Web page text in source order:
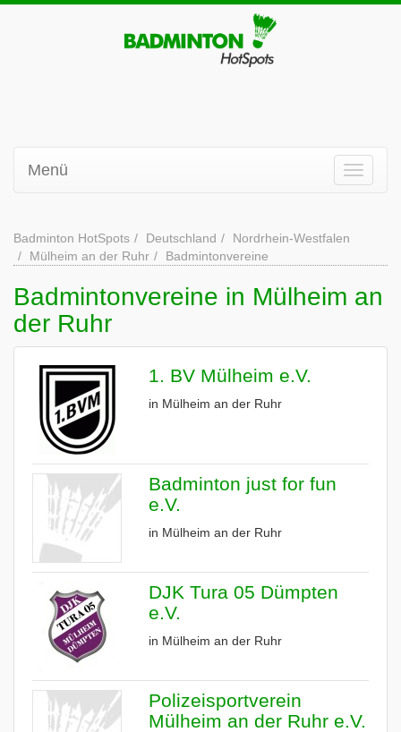
Menü
Badminton HotSpots Deutschland
Nordrhein-Westfalen
Mülheim an der Ruhr
Badmintonvereine
Badmintonvereine in Mülheim an
der Ruhr
1. BV Mülheim e.V.
in Mülheim an der Ruhr
Badminton just for fun
e.V.
in Mülheim an der Ruhr
DJK Tura 05 Dümpten
e.V.
in Mülheim an der Ruhr
Polizeisportverein
Mülheim an der Ruhr e.V.